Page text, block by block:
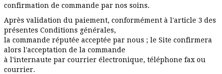
confirmation de commande par nos soins.
Après validation du paiement, conformément à l'article 3 des
présentes Conditions générales,
la commande réputée acceptée par nous ; le Site confirmera
alors l'acceptation de la commande
à l'internaute par courrier électronique, téléphone fax ou
courrier.